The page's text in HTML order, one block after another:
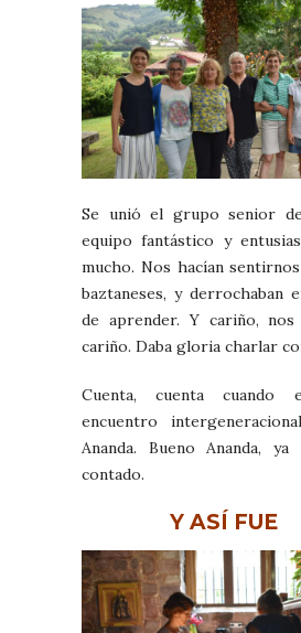
Se unió el grupo senior
equipo fantástico y
mucho. Nos hacían
baztaneses, y derrochaban
de aprender. Y cariño,
cariño. Daba gloria charlar
Cuenta, cuenta cuando
encuentro
Ananda. Bueno Ananda,
contado.
Y ASÍ FUE